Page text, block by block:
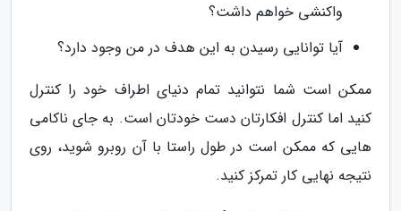
واکنشی خواهم داشت؟
آیا توانایی رسیدن به این هدف در من وجود دارد؟
ممکن است شما نتوانید تمام دنیای اطراف خود را کنترل
کنید اما کنترل افکارتان دست خودتان است. به جای ناکامی
هایی که ممکن است در طول راستا با آن روبرو شوید، روی
نتیجه نهایی کار تمرکز کنید.